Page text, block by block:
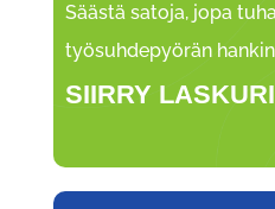
Säästä satoja, jopa
työsuhdepyörän
SIIRRY